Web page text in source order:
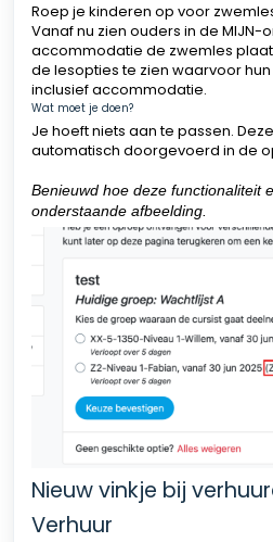
Roep je kinderen op voor
Vanaf nu zien ouders in de
accommodatie de zwemles
de lesopties te zien waarvoor
inclusief accommodatie.
Wat moet je doen?
Je hoeft niets aan te passen.
automatisch doorgevoerd in de
Benieuwd hoe deze functionaliteit
onderstaande afbeelding.
Nieuw vinkje bij
Verhuur